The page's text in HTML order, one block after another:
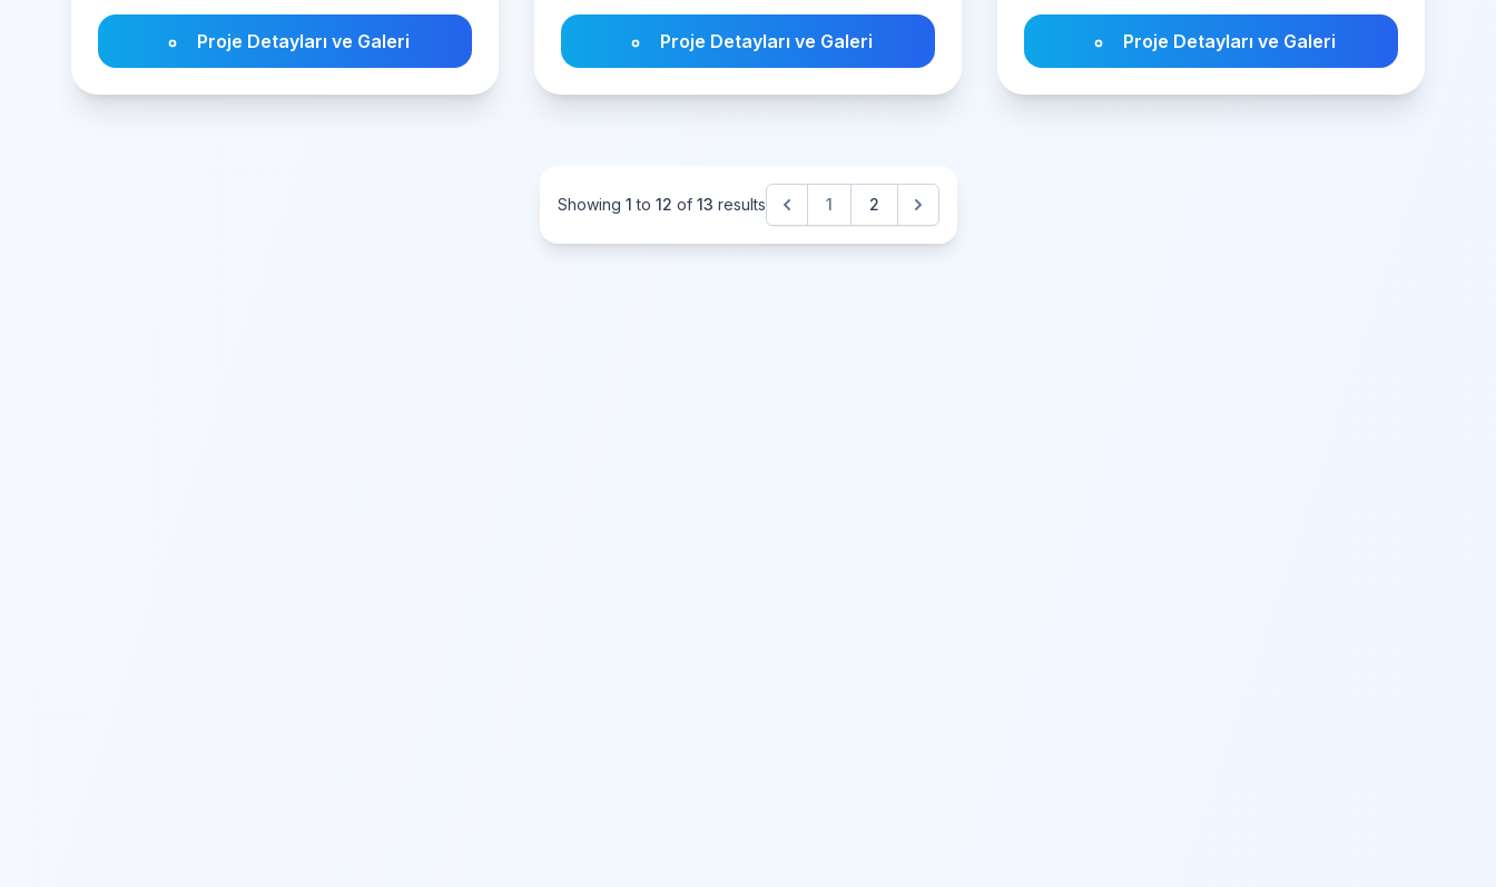
Proje Detayları ve Galeri Proje Detayları ve Galeri Proje Detayları ve Galeri
Showing 1 to 12 of 13 results 1 2